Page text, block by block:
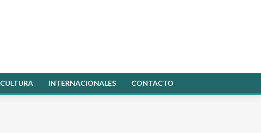
CULTURA INTERNACIONALES CONTACTO